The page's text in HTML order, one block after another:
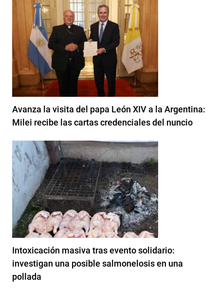
Avanza la visita del papa León XIV a la Argentina:
Milei recibe las cartas credenciales del nuncio
Intoxicación masiva tras evento solidario:
investigan una posible salmonelosis en una
pollada